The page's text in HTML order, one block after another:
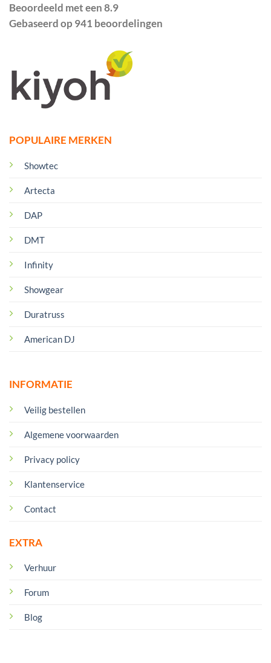
POPULAIRE MERKEN
Showtec
Artecta
DAP
DMT
Infinity
Showgear
Duratruss
American DJ
INFORMATIE
Veilig bestellen
Algemene voorwaarden
Privacy policy
Klantenservice
Contact
EXTRA
Verhuur
Forum
Blog
Beoordeeld met een 8.9
Gebaseerd op 941 beoordelingen